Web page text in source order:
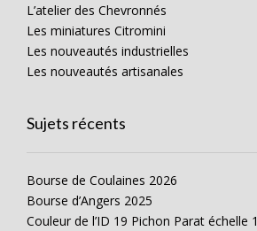
L’atelier des Chevronnés
Les miniatures Citromini
Les nouveautés industrielles
Les nouveautés artisanales
Sujets récents
Bourse de Coulaines 2026
Bourse d’Angers 2025
Couleur de l’ID 19 Pichon Parat échelle 1